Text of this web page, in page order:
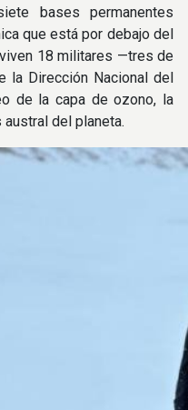
bases permanentes
que está por debajo del
18 militares —tres de
Dirección Nacional del
de la capa de ozono, la
del planeta.